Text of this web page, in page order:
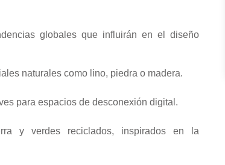
globales que influirán en el diseño
naturales como lino, piedra o madera.
para espacios de desconexión digital.
y verdes reciclados, inspirados en la